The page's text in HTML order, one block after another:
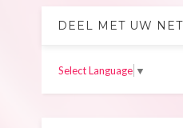
DEEL MET UW
Select Language ▼